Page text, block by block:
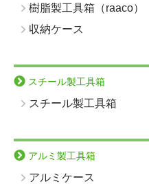
樹脂製工具箱（raaco）
収納ケース
スチール製工具箱
スチール製工具箱
アルミ製工具箱
アルミケース